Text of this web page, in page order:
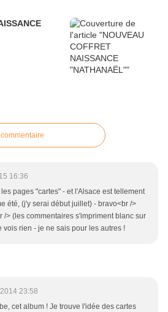
16:36
pages "cartes" - et l'Alsace est tellement
été, (j'y serai début juillet) - bravo<br />
/> (les commentaires s'impriment blanc sur
vois rien - je ne sais pour les autres !
23:58
cet album ! Je trouve l'idée des cartes